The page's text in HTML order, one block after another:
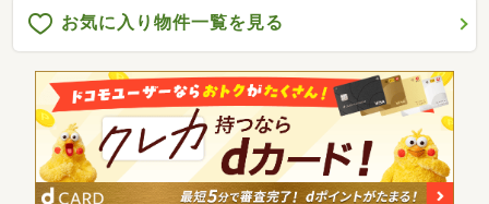
お気に入り物件一覧を見る